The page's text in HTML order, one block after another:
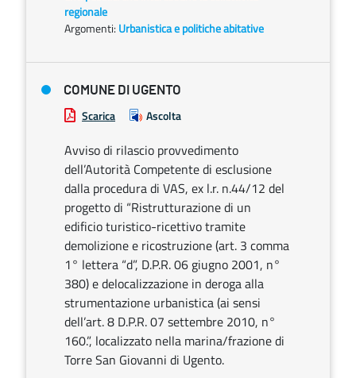
regionale
Argomenti: Urbanistica e politiche abitative
COMUNE DI UGENTO
Scarica Ascolta
Avviso di rilascio provvedimento
dell’Autorità Competente di esclusione
dalla procedura di VAS, ex l.r. n.44/12 del
progetto di “Ristrutturazione di un
edificio turistico-ricettivo tramite
demolizione e ricostruzione (art. 3 comma
1° lettera “d”, D.P.R. 06 giugno 2001, n°
380) e delocalizzazione in deroga alla
strumentazione urbanistica (ai sensi
dell’art. 8 D.P.R. 07 settembre 2010, n°
160.”, localizzato nella marina/frazione di
Torre San Giovanni di Ugento.